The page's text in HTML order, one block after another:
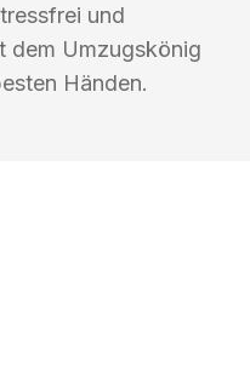
und
dem Umzugskönig
Händen.